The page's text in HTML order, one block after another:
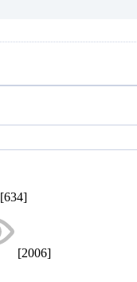
[634]
[2006]